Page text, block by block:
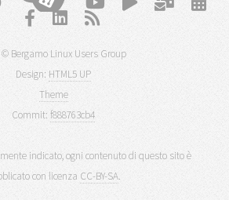
© Bergamo Linux Users Group
Design: HTML5 UP
Theme
Commit: f888763cb4
indicato, ogni contenuto di questo sito è
con licenza CC-BY-SA.